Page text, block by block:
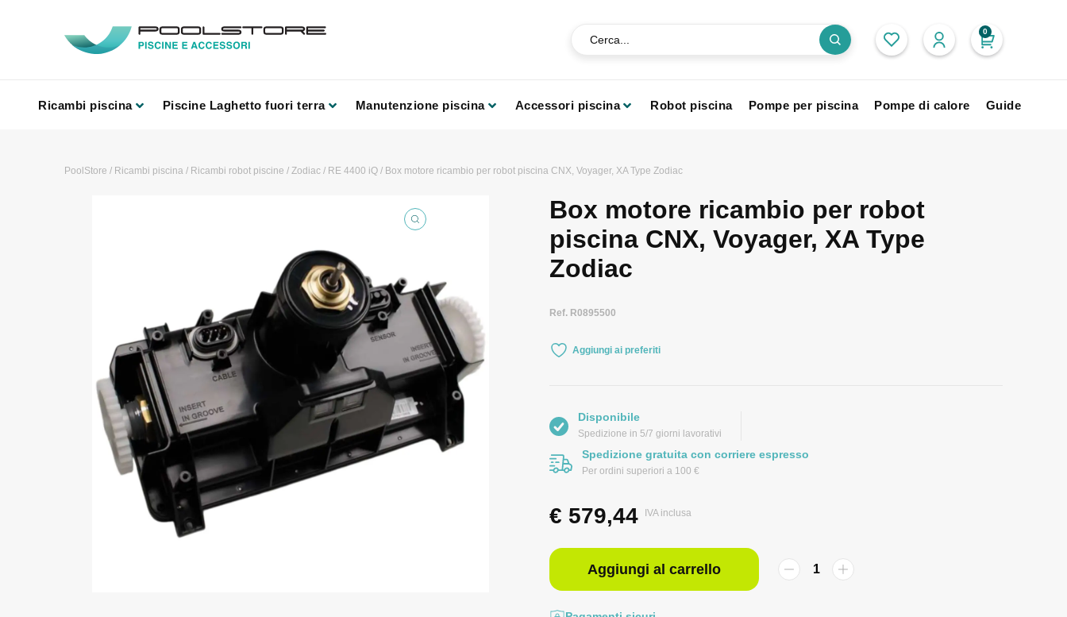
0
Ricambi piscina Piscine Laghetto fuori terra Manutenzione piscina Accessori piscina Robot piscina Pompe per piscina Pompe di calore Guide
PoolStore / Ricambi piscina/ Ricambi robot piscine / Zodiac/ RE 4400 iQ/ Box motore ricambio per robot piscina CNX, Voyager, XA Type Zodiac
Box motore ricambio per robot
piscina CNX, Voyager, XA Type
Zodiac
Ref. R0895500
Aggiungi ai preferiti
Disponibile
Spedizione in 5/7 giorni lavorativi
Spedizione gratuita con corriere espresso
Per ordini superiori a 100 €
€ 579,44 IVA inclusa
Aggiungi al carrello